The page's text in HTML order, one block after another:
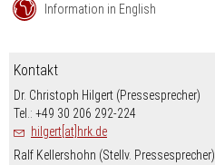
Information in English
Kontakt
Dr. Christoph Hilgert (Pressesprecher)
Tel.: +49 30 206 292-224
hilgert[at]hrk.de
Ralf Kellershohn (Stellv. Pressesprecher)